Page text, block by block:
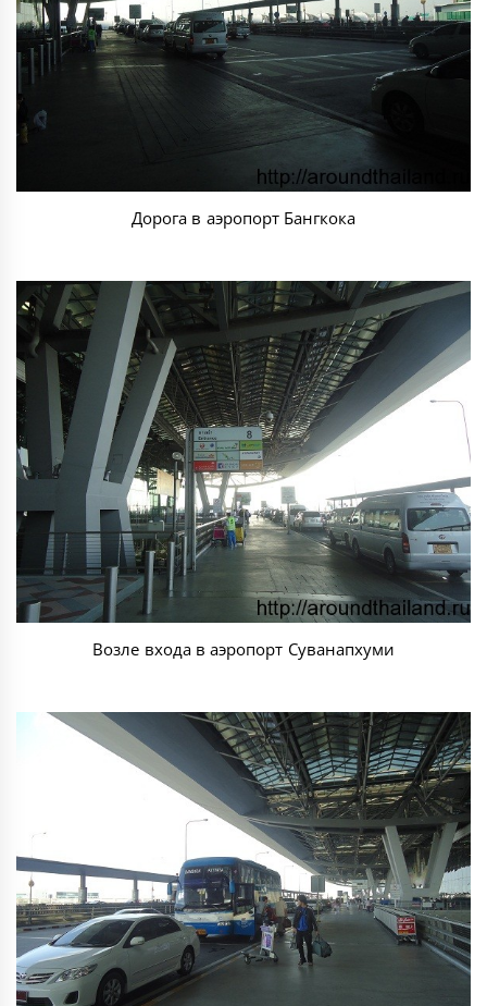
Дорога в аэропорт Бангкока
Возле входа в аэропорт Суванапхуми